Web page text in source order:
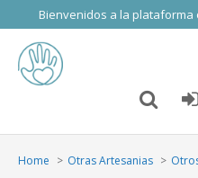
Bienvenidos a la
Home Otras Artesanias